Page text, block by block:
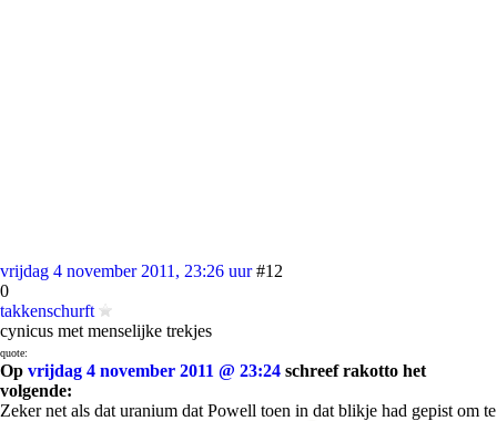
vrijdag 4 november 2011, 23:26 uur #12
0
takkenschurft
cynicus met menselijke trekjes
quote:
Op vrijdag 4 november 2011 @ 23:24 schreef rakotto het
volgende:
Zeker net als dat uranium dat Powell toen in dat blikje had gepist om te